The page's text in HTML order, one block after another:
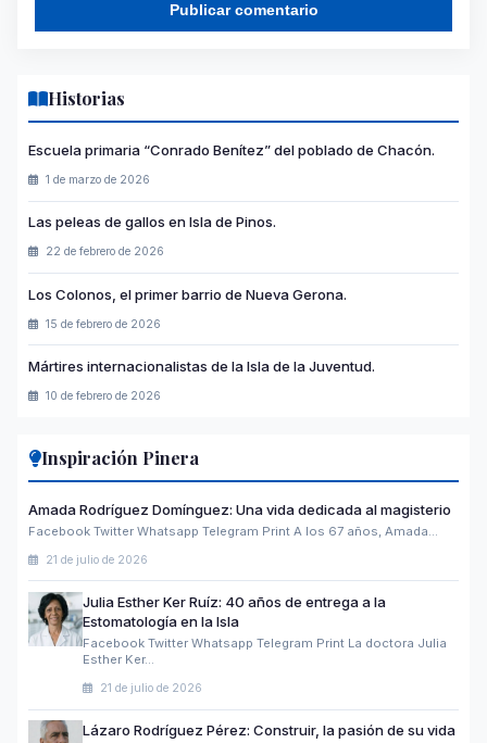
Historias
Escuela primaria “Conrado Benítez” del poblado de Chacón.
1 de marzo de 2026
Las peleas de gallos en Isla de Pinos.
22 de febrero de 2026
Los Colonos, el primer barrio de Nueva Gerona.
15 de febrero de 2026
Mártires internacionalistas de la Isla de la Juventud.
10 de febrero de 2026
Inspiración Pinera
Amada Rodríguez Domínguez: Una vida dedicada al magisterio
Facebook Twitter Whatsapp Telegram Print A los 67 años, Amada…
21 de julio de 2026
Julia Esther Ker Ruíz: 40 años de entrega a la
Estomatología en la Isla
Facebook Twitter Whatsapp Telegram Print La doctora Julia
Esther Ker…
21 de julio de 2026
Lázaro Rodríguez Pérez: Construir, la pasión de su vida